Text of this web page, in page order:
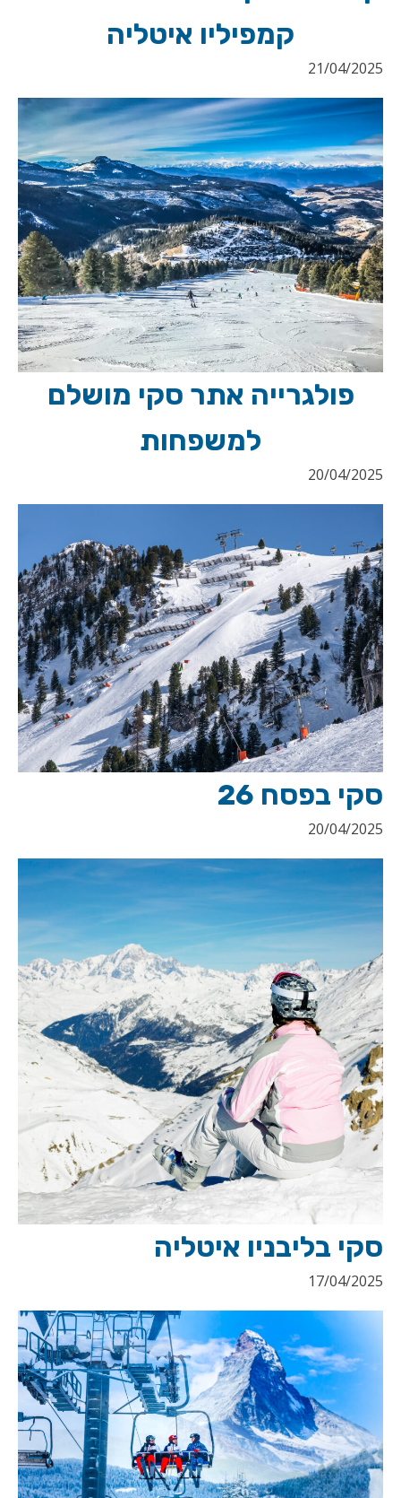
קמפיליו איטליה
21/04/2025
פולגרייה אתר סקי מושלם
למשפחות
20/04/2025
סקי בפסח 26
20/04/2025
סקי בליבניו איטליה
17/04/2025